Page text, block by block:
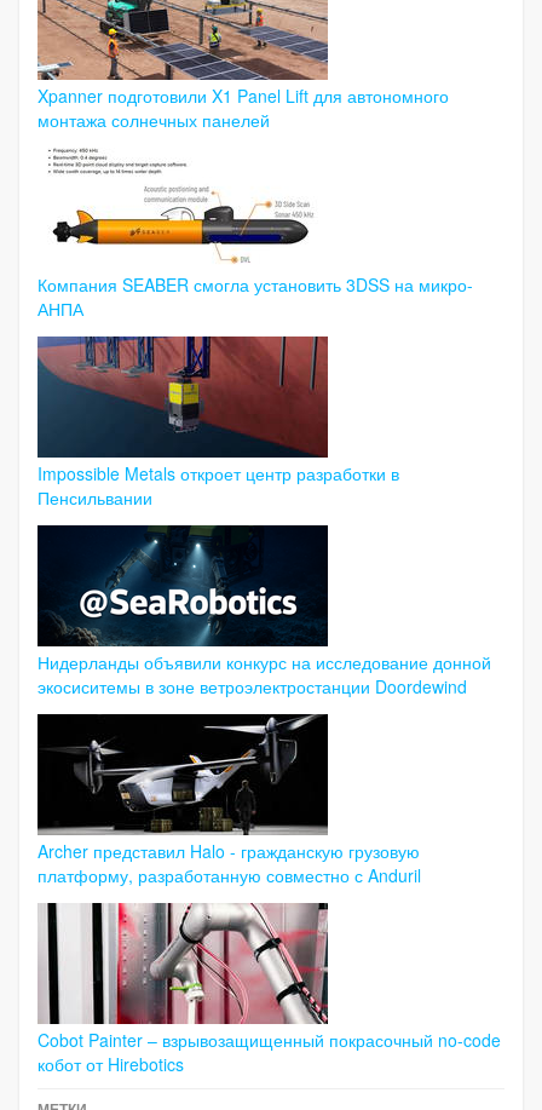
Xpanner подготовили X1 Panel Lift для автономного
монтажа солнечных панелей
Компания SEABER смогла установить 3DSS на микро-
АНПА
Impossible Metals откроет центр разработки в
Пенсильвании
Нидерланды объявили конкурс на исследование донной
экосиситемы в зоне ветроэлектростанции Doordewind
Archer представил Halo - гражданскую грузовую
платформу, разработанную совместно с Anduril
Cobot Painter – взрывозащищенный покрасочный no-code
кобот от Hirebotics